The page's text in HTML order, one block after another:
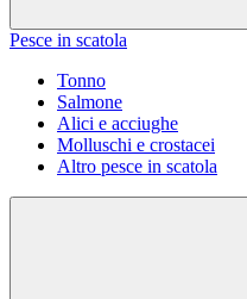
Pesce in scatola
Tonno
Salmone
Alici e acciughe
Molluschi e crostacei
Altro pesce in scatola